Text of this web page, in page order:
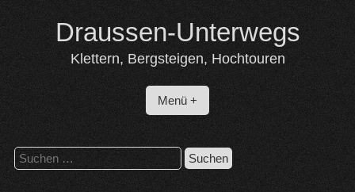
content
Draussen-Unterwegs
Klettern, Bergsteigen, Hochtouren
Menü +
Suchen
nach: